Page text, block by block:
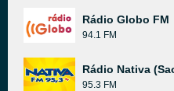
Rádio Globo FM
94.1 FM
Rádio Nativa
95.3 FM